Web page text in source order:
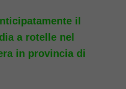
il
a rotelle nel
in provincia di